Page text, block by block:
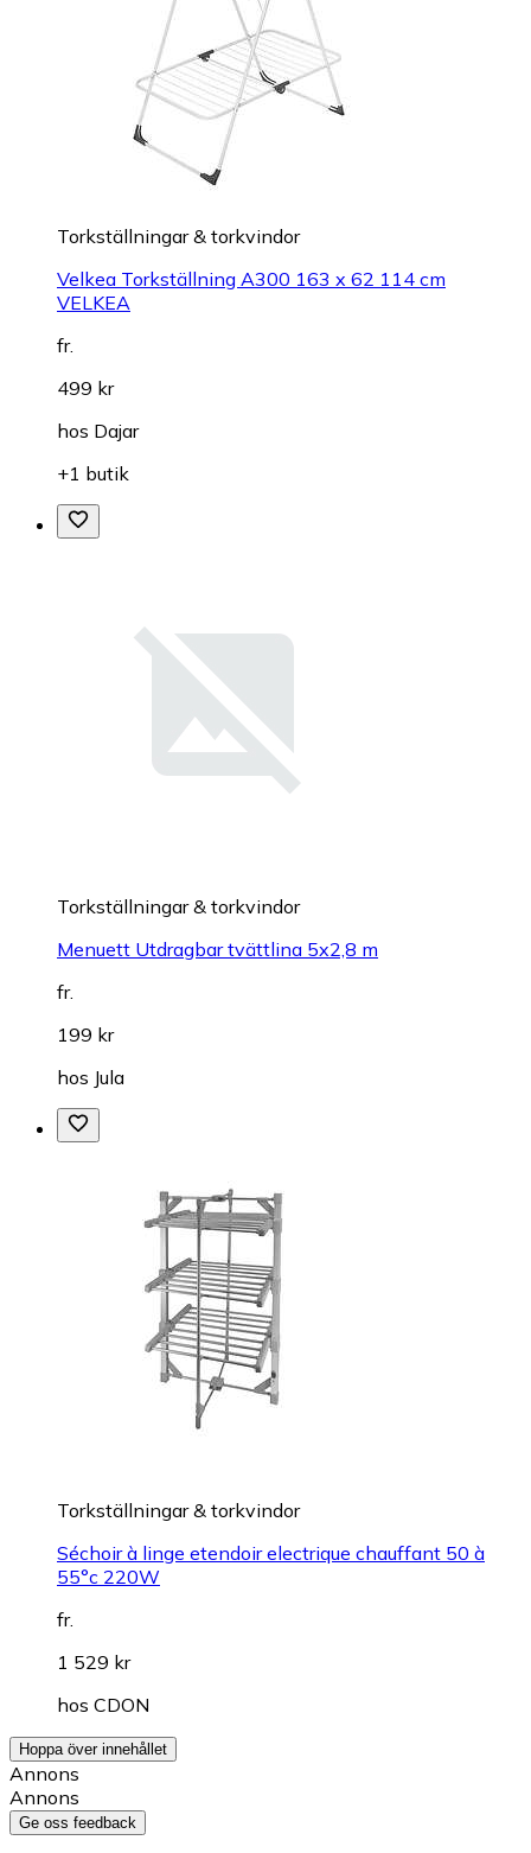
Torkställningar & torkvindor
Velkea Torkställning A300 163 x 62 114 cm
VELKEA
fr.
499 kr
hos Dajar
+1 butik
Torkställningar & torkvindor
Menuett Utdragbar tvättlina 5x2,8 m
fr.
199 kr
hos Jula
Torkställningar & torkvindor
Séchoir à linge etendoir electrique chauffant 50 à
55°c 220W
fr.
1 529 kr
hos CDON
Hoppa över innehållet
Annons
Annons
Ge oss feedback